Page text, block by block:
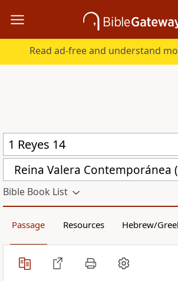
Read ad-free and understand
Reina Valera Contemporánea
Bible Book List
Passage Resources Hebrew/